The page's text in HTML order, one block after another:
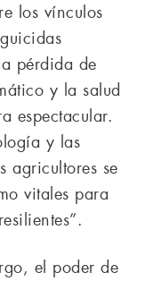
los vínculos
pérdida de
y la salud
espectacular.
y las
agricultores se
vitales para
el poder de